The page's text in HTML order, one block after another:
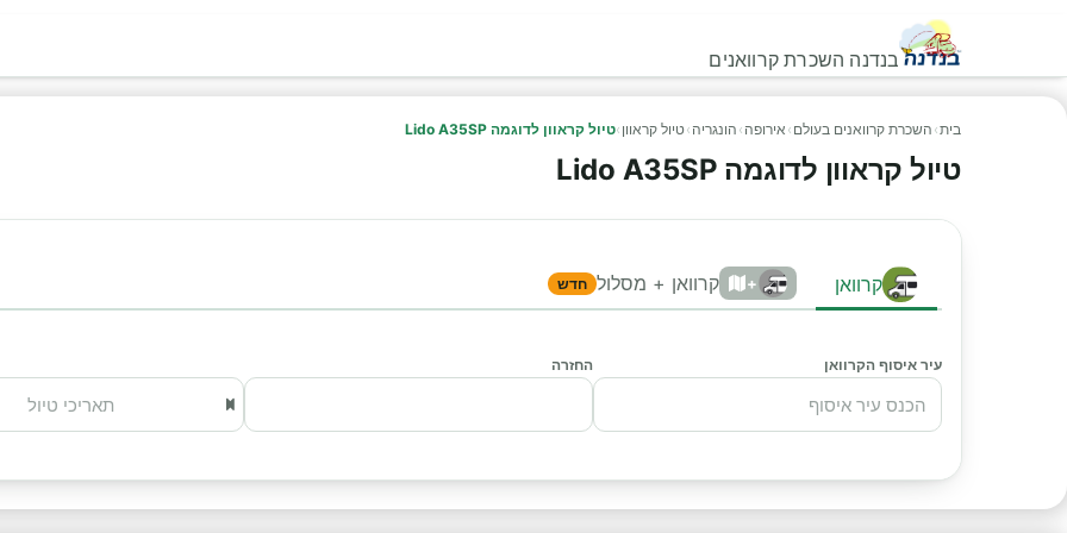
בנדנה השכרת קרוואנים
בית› השכרת קרוואנים בעולם › אירופה › הונגריה ›טיול קראוון ›טיול קראוון לדוגמה Lido A35SP
טיול קראוון לדוגמה Lido A35SP
קרוואן + קרוואן + מסלול חדש
עיר איסוף הקרוואן החזרה